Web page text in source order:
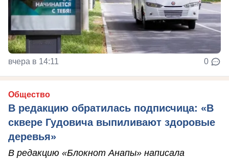
вчера в 14:11 0
Общество
В редакцию обратилась подписчица: «В
сквере Гудовича выпиливают здоровые
деревья»
В редакцию «Блокнот Анапы» написала